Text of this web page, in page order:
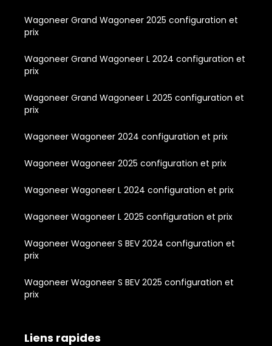
Wagoneer Grand Wagoneer 2025 configuration et
prix
Wagoneer Grand Wagoneer L 2024 configuration et
prix
Wagoneer Grand Wagoneer L 2025 configuration et
prix
Wagoneer Wagoneer 2024 configuration et prix
Wagoneer Wagoneer 2025 configuration et prix
Wagoneer Wagoneer L 2024 configuration et prix
Wagoneer Wagoneer L 2025 configuration et prix
Wagoneer Wagoneer S BEV 2024 configuration et
prix
Wagoneer Wagoneer S BEV 2025 configuration et
prix
Liens rapides